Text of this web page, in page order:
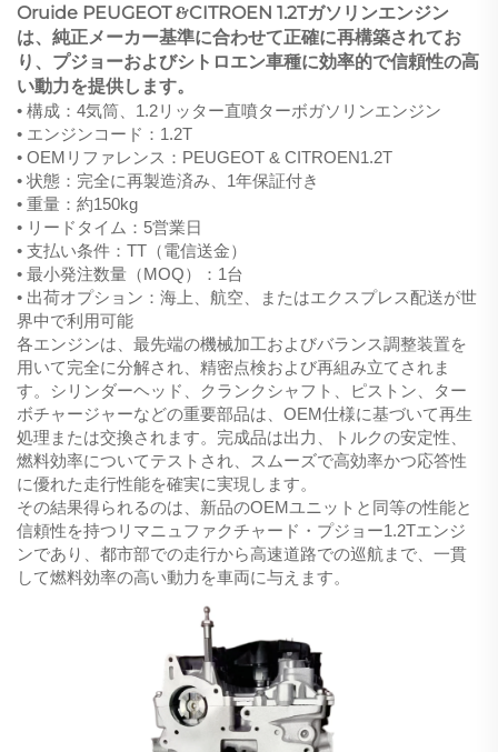
Oruide PEUGEOT&CITROEN 1.2Tガソリンエンジン
は、純正メーカー基準に合わせて正確に再構築されてお
り、プジョーおよびシトロエン車種に効率的で信頼性の高
い動力を提供します。
• 構成：4気筒、1.2リッター直噴ターボガソリンエンジン
• エンジンコード：1.2T
• OEMリファレンス：PEUGEOT & CITROEN1.2T
• 状態：完全に再製造済み、1年保証付き
• 重量：約150kg
• リードタイム：5営業日
• 支払い条件：TT（電信送金）
• 最小発注数量（MOQ）：1台
• 出荷オプション：海上、航空、またはエクスプレス配送が世
界中で利用可能
各エンジンは、最先端の機械加工およびバランス調整装置を
用いて完全に分解され、精密点検および再組み立てされま
す。シリンダーヘッド、クランクシャフト、ピストン、ター
ボチャージャーなどの重要部品は、OEM仕様に基づいて再生
処理または交換されます。完成品は出力、トルクの安定性、
燃料効率についてテストされ、スムーズで高効率かつ応答性
に優れた走行性能を確実に実現します。
その結果得られるのは、新品のOEMユニットと同等の性能と
信頼性を持つリマニュファクチャード・プジョー1.2Tエンジ
ンであり、都市部での走行から高速道路での巡航まで、一貫
して燃料効率の高い動力を車両に与えます。